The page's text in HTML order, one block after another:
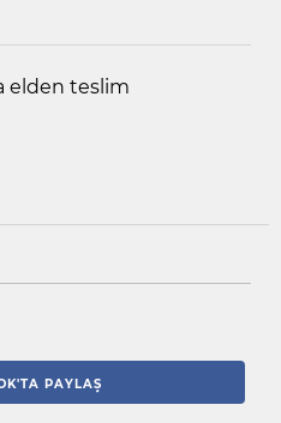
elden teslim
PAYLAŞ